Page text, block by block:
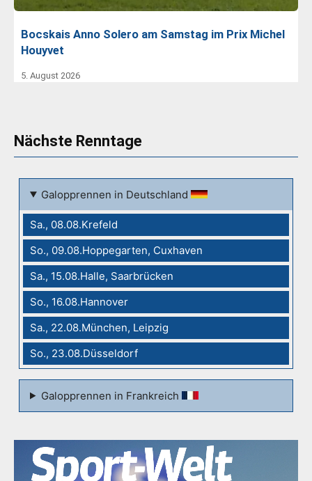
Bocskais Anno Solero am Samstag im Prix Michel
Houyvet
5. August 2026
Nächste Renntage
Galopprennen in Deutschland
Sa., 08.08.Krefeld
So., 09.08.Hoppegarten, Cuxhaven
Sa., 15.08.Halle, Saarbrücken
So., 16.08.Hannover
Sa., 22.08.München, Leipzig
So., 23.08.Düsseldorf
Galopprennen in Frankreich